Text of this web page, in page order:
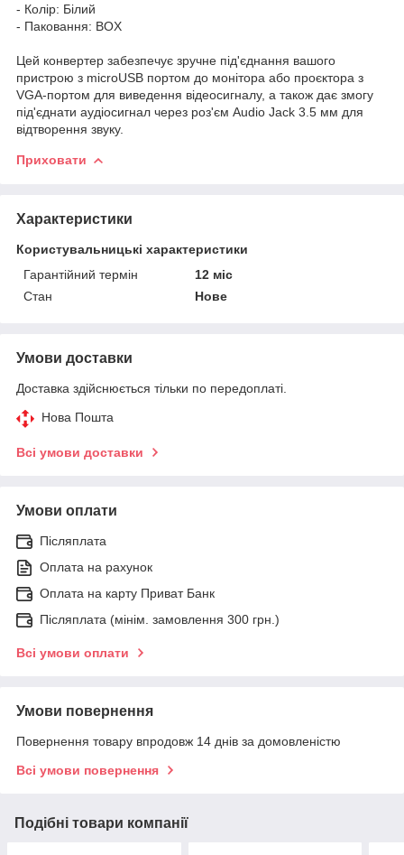
- Колір: Білий
- Паковання: BOX
Цей конвертер забезпечує зручне під'єднання вашого
пристрою з microUSB портом до монітора або проєктора з
VGA-портом для виведення відеосигналу, а також дає змогу
під'єднати аудіосигнал через роз'єм Audio Jack 3.5 мм для
відтворення звуку.
Приховати
Характеристики
Користувальницькі характеристики
Гарантійний термін
12 міс
Стан
Нове
Умови доставки
Доставка здійснюється тільки по передоплаті.
Нова Пошта
Всі умови доставки
Умови оплати
Післяплата
Оплата на рахунок
Оплата на карту Приват Банк
Післяплата (мінім. замовлення 300 грн.)
Всі умови оплати
Умови повернення
Повернення товару впродовж 14 днів за домовленістю
Всі умови повернення
Подібні товари компанії